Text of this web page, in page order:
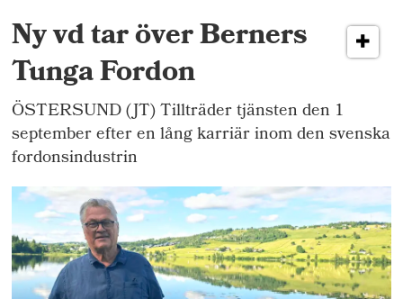
Ny vd tar över Berners
Tunga Fordon
ÖSTERSUND (JT) Tillträder tjänsten den 1
september efter en lång karriär inom den svenska
fordonsindustrin